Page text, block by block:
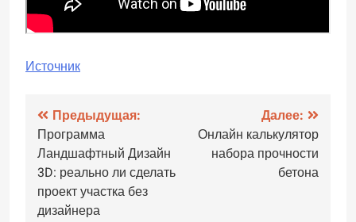
Источник
Навигация
по
записям
Предыдущая:
Программа
Ландшафтный Дизайн
3D: реально ли сделать
проект участка без
дизайнера
Далее:
Онлайн калькулятор
набора прочности
бетона